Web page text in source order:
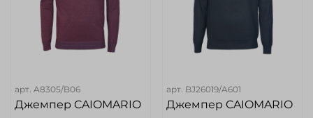
арт. A8305/B06
Джемпер CAIOMARIO
арт. BJ26019/A601
Джемпер CAIOMARIO